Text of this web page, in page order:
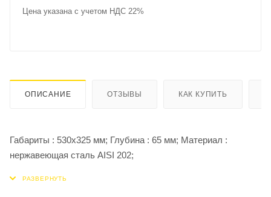
Цена указана с учетом НДС 22%
ОПИСАНИЕ ОТЗЫВЫ КАК КУПИТЬ
Габариты : 530х325 мм; Глубина : 65 мм; Материал :
нержавеющая сталь AISI 202;